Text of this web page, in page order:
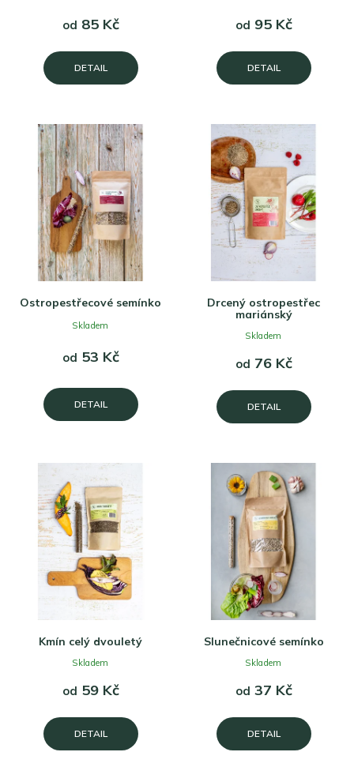
od 85 Kč
DETAIL
od 95 Kč
DETAIL
Ostropestřecové semínko
od 53 Kč
DETAIL
Skladem
Drcený ostropestřec
mariánský
od 76 Kč
DETAIL
Skladem
Kmín celý dvouletý
od 59 Kč
DETAIL
Skladem
Slunečnicové semínko
od 37 Kč
DETAIL
Skladem